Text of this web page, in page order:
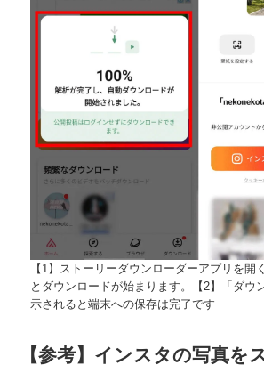
【1】ストーリーダウンローダーアプリを開
とダウンロードが始まります。【2】「ダウ
示されると端末への保存は完了です
【参考】インスタの写真を